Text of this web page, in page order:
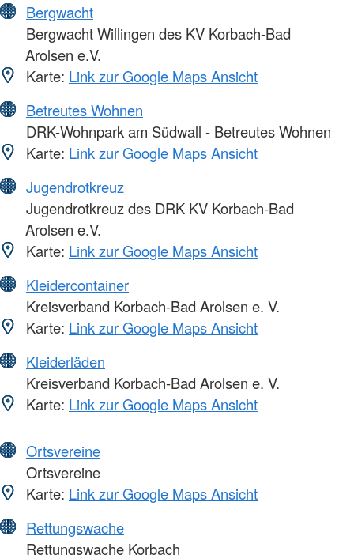
Bergwacht
Bergwacht Willingen des KV Korbach-Bad
Arolsen e.V.
Karte: Link zur Google Maps Ansicht
Betreutes Wohnen
DRK-Wohnpark am Südwall - Betreutes Wohnen
Karte: Link zur Google Maps Ansicht
Jugendrotkreuz
Jugendrotkreuz des DRK KV Korbach-Bad
Arolsen e.V.
Karte: Link zur Google Maps Ansicht
Kleidercontainer
Kreisverband Korbach-Bad Arolsen e. V.
Karte: Link zur Google Maps Ansicht
Kleiderläden
Kreisverband Korbach-Bad Arolsen e. V.
Karte: Link zur Google Maps Ansicht
Ortsvereine
Ortsvereine
Karte: Link zur Google Maps Ansicht
Rettungswache
Rettungswache Korbach